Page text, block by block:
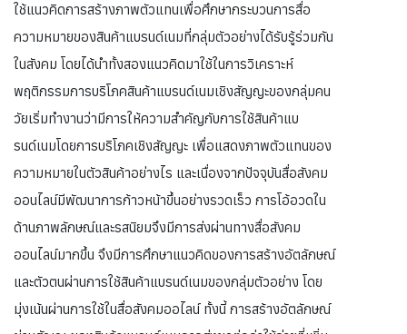
ใช้แนวคิดการสร้างภาพตัวแทนเพื่อศึกษากระบวนการสื่อ
ความหมายของสินค้าแบรนด์เนมที่กลุ่มตัวอย่างได้รับรู้ร่วมกัน
ในสังคม โดยได้นำทั้งสองแนวคิดมาใช้ในการวิเคราะห์
พฤติกรรมการบริโภคสินค้าแบรนด์เนมเชิงสัญญะของกลุ่มคน
วัยเริ่มทำงานว่ามีการให้ความสำคัญกับการใช้สินค้าแบ
รนด์เนมโดยการบริโภคเชิงสัญญะ เพื่อแสดงภาพตัวแทนของ
ความหมายในตัวสินค้าอย่างไร และเนื่องจากปัจจุบันสื่อสังคม
ออนไลน์มีพัฒนาการก้าวหน้าขึ้นอย่างรวดเร็ว การโอ้อวดใน
ด้านภาพลักษณ์และรสนิยมจึงมีการส่งผ่านทางสื่อสังคม
ออนไลน์มากขึ้น จึงมีการศึกษาแนวคิดของการสร้างอัตลักษณ์
และตัวตนผ่านการใช้สินค้าแบรนด์เนมของกลุ่มตัวอย่าง โดย
มุ่งเน้นผ่านการใช้ในสื่อสังคมออไลน์ ทั้งนี้ การสร้างอัตลักษณ์